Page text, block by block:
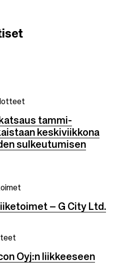
tammi-
keskiviikkona
sulkeutumisen
– G City Ltd.
Oyj:n liikkeeseen